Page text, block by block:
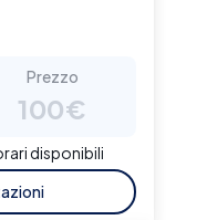
Prezzo
100€
disponibili